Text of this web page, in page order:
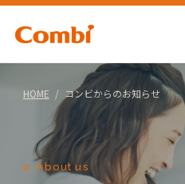
HOME コンビからのお知らせ
About us